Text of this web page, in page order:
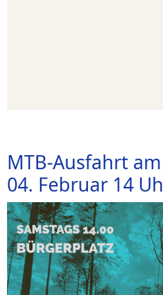
MTB-Ausfahrt
04. Februar 14